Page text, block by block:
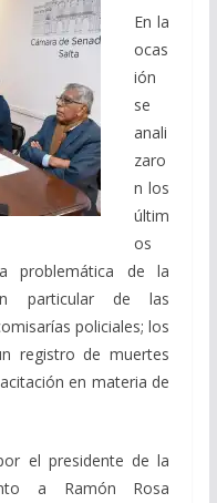
En la
ocas
ión
se
anali
zaro
n los
últim
os
problemática de la
particular de las
policiales; los
registro de muertes
en materia de
el presidente de la
a Ramón Rosa